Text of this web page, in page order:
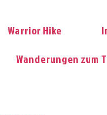
Warrior Hike
Wanderungen zum